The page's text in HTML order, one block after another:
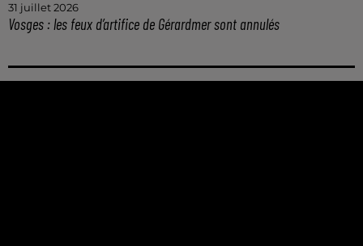
31 juillet 2026
Vosges : les feux d’artifice de Gérardmer sont annulés